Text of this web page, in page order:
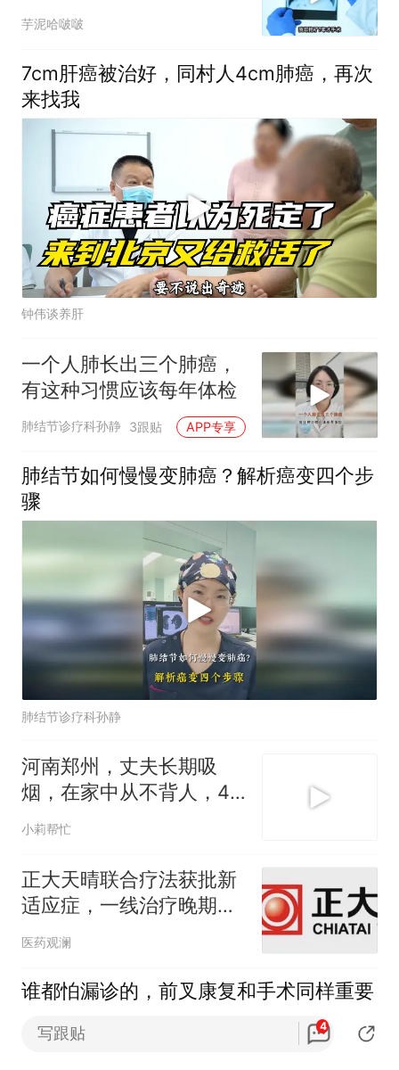
不后悔
芋泥哈啵啵
7cm肝癌被治好，同村人4cm肺癌，再次
来找我
钟伟谈养肝
一个人肺长出三个肺癌，
有这种习惯应该每年体检
肺结节诊疗科孙静 3跟贴 APP专享
肺结节如何慢慢变肺癌？解析癌变四个步
骤
肺结节诊疗科孙静
河南郑州，丈夫长期吸
烟，在家中从不背人，45
岁不吸烟的妻子，查出肺
小莉帮忙
正大天晴联合疗法获批新
适应症，一线治疗晚期肺
鳞癌丨产业新闻
医药观澜
谁都怕漏诊的，前叉康复和手术同样重要
写跟贴 4